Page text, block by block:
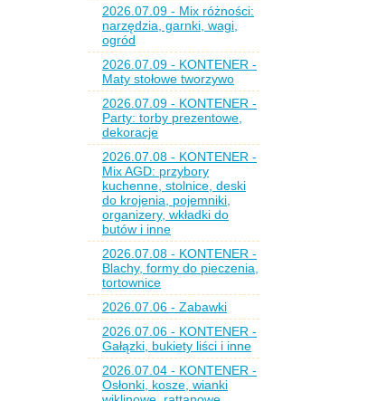
2026.07.09 - Mix różności:
narzędzia, garnki, wagi,
ogród
2026.07.09 - KONTENER -
Maty stołowe tworzywo
2026.07.09 - KONTENER -
Party: torby prezentowe,
dekoracje
2026.07.08 - KONTENER -
Mix AGD: przybory
kuchenne, stolnice, deski
do krojenia, pojemniki,
organizery, wkładki do
butów i inne
2026.07.08 - KONTENER -
Blachy, formy do pieczenia,
tortownice
2026.07.06 - Zabawki
2026.07.06 - KONTENER -
Gałązki, bukiety liści i inne
2026.07.04 - KONTENER -
Osłonki, kosze, wianki